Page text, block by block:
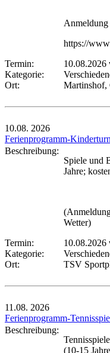
https://
Termin:
10.08.2026
Kategorie:
Ort:
Martinshof,
10.08. 2026
Ferienprogramm-
Beschreibung:
Spiele und
Jahre;
Wetter)
Termin:
10.08.2026
Kategorie:
Ort:
TSV
11.08. 2026
Ferienprogramm-
Beschreibung:
(10-15